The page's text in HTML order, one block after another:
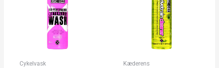
Cykelvask Kæderens